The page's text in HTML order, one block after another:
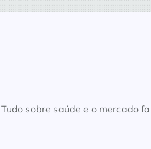
sobre saúde e o mercado